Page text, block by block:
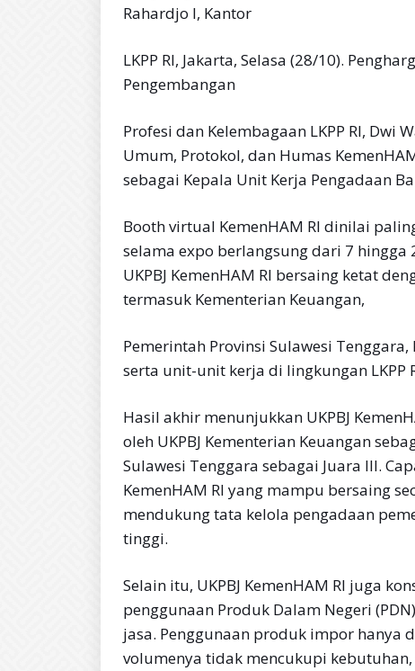
Rahardjo I, Kantor
LKPP RI, Jakarta, Selasa (28/10).
Pengembangan
Profesi dan Kelembagaan LKPP RI, Dwi
Umum, Protokol, dan Humas
sebagai Kepala Unit Kerja Pengadaan
Booth virtual KemenHAM RI dinilai
selama expo berlangsung dari 7 hingga
UKPBJ KemenHAM RI bersaing ketat
termasuk Kementerian Keuangan,
Pemerintah Provinsi Sulawesi
serta unit-unit kerja di lingkungan LKPP
Hasil akhir menunjukkan UKPBJ
oleh UKPBJ Kementerian Keuangan
Sulawesi Tenggara sebagai Juara III.
KemenHAM RI yang mampu bersaing
mendukung tata kelola pengadaan
tinggi.
Selain itu, UKPBJ KemenHAM RI juga
penggunaan Produk Dalam Negeri
jasa. Penggunaan produk impor hanya
volumenya tidak mencukupi